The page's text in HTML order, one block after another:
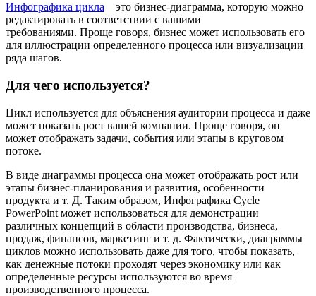
Инфографика цикла – это бизнес-диаграмма, которую можно
редактировать в соответствии с вашими
требованиями. Проще говоря, бизнес может использовать его
для иллюстрации определенного процесса или визуализации
ряда шагов.
Для чего используется?
Цикл используется для объяснения аудитории процесса и даже
может показать рост вашей компании. Проще говоря, он
может отображать задачи, события или этапы в круговом
потоке.
В виде диаграммы процесса она может отображать рост или
этапы бизнес-планирования и развития, особенности
продукта и т. Д. Таким образом, Инфографика Cycle
PowerPoint может использоваться для демонстрации
различных концепций в области производства, бизнеса,
продаж, финансов, маркетинг и т. д. Фактически, диаграммы
циклов можно использовать даже для того, чтобы показать,
как денежные потоки проходят через экономику или как
определенные ресурсы используются во время
производственного процесса.